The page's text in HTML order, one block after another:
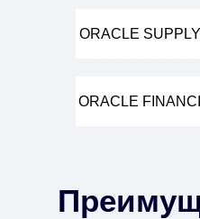
ORACLE
ORACLE SUPPLY